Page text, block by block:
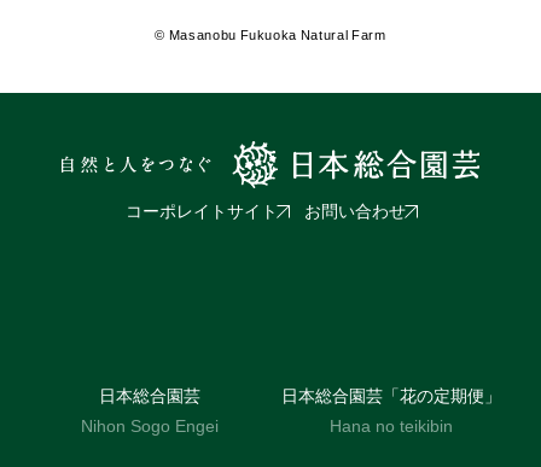
© Masanobu Fukuoka Natural Farm
コーポレイトサイト お問い合わせ
日本総合園芸
Nihon Sogo Engei
日本総合園芸「花の定期便」
Hana no teikibin